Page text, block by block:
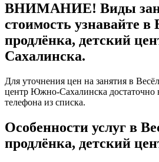
ВНИМАНИЕ! Виды
стоимость узнавайте в
продлёнка, детский
Сахалинска.
Для уточнения цен на занятия в
центр Южно-Сахалинска достаточно
телефона из списка.
Особенности услуг в
продлёнка, детский